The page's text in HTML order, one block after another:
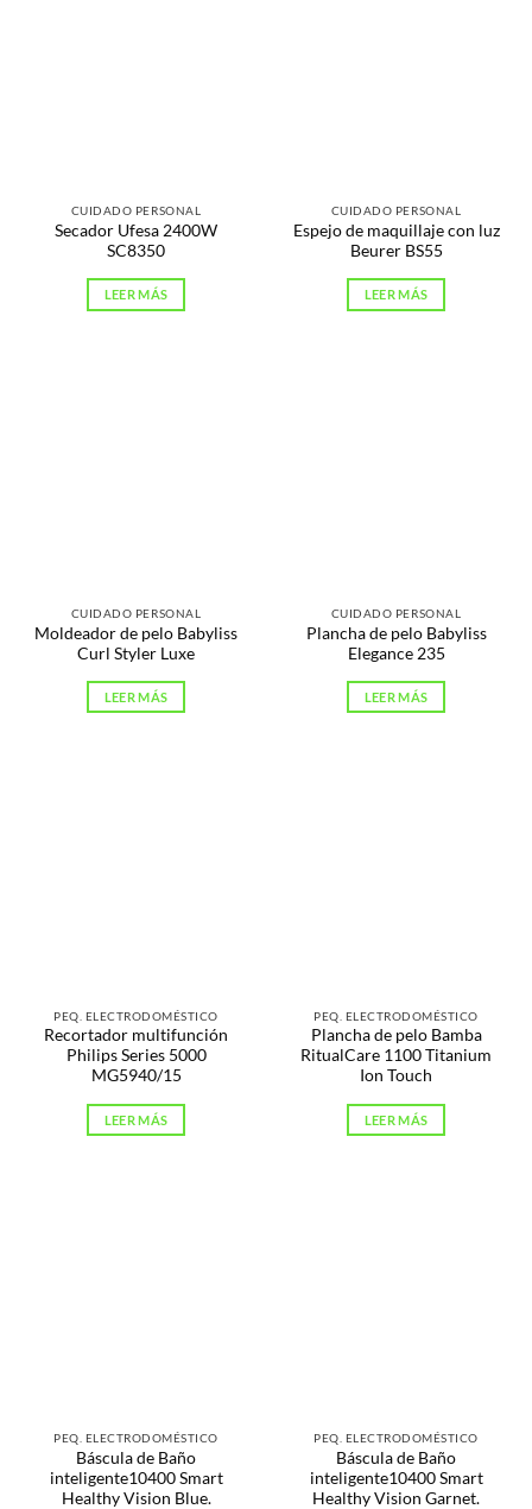
CUIDADO PERSONAL
Secador Ufesa 2400W
SC8350
LEER MÁS
CUIDADO PERSONAL
Espejo de maquillaje con luz
Beurer BS55
LEER MÁS
CUIDADO PERSONAL
Moldeador de pelo Babyliss
Curl Styler Luxe
LEER MÁS
CUIDADO PERSONAL
Plancha de pelo Babyliss
Elegance 235
LEER MÁS
PEQ. ELECTRODOMÉSTICO
Recortador multifunción
Philips Series 5000
MG5940/15
LEER MÁS
PEQ. ELECTRODOMÉSTICO
Plancha de pelo Bamba
RitualCare 1100 Titanium
Ion Touch
LEER MÁS
PEQ. ELECTRODOMÉSTICO
Báscula de Baño
inteligente10400 Smart
Healthy Vision Blue.
PEQ. ELECTRODOMÉSTICO
Báscula de Baño
inteligente10400 Smart
Healthy Vision Garnet.